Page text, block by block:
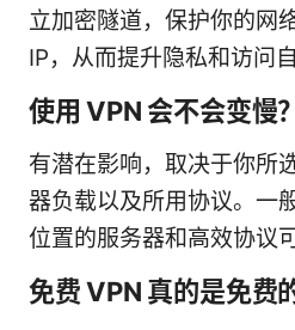
立加密隧道，保护你的网
IP，从而提升隐私和访问自
使用 VPN 会不会变慢？
有潜在影响，取决于你所
器负载以及所用协议。一
位置的服务器和高效协议
免费 VPN 真的是免费